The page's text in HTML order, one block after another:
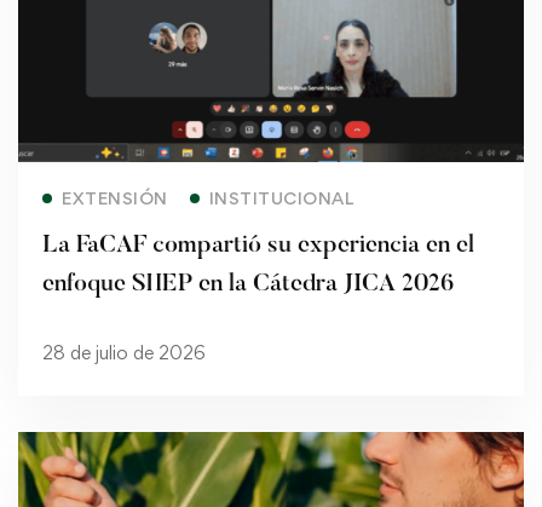
EXTENSIÓN INSTITUCIONAL
La FaCAF compartió su experiencia en el
enfoque SHEP en la Cátedra JICA 2026
28 de julio de 2026